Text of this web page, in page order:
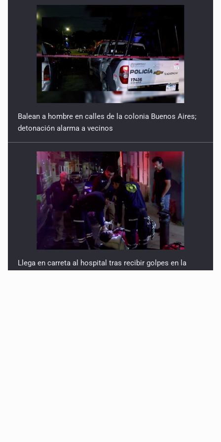
Balean a hombre en calles de la colonia Buenos Aires;
Llega en carreta al hospital tras recibir golpes en la